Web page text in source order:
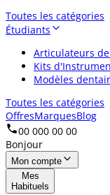
Toutes les catégories
Étudiants
Articulateurs
Kits
Modèles
Toutes les catégories
OffresMarquesBlog
00 000 00 00
Bonjour
Mon compte
Mes
Habituels